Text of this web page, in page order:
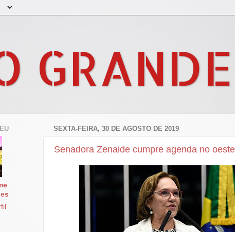
SEXTA-FEIRA, 30 DE AGOSTO DE 2019
Senadora Zenaide cumpre agenda no